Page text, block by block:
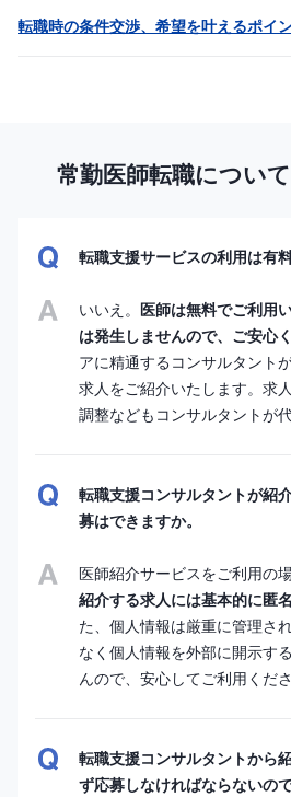
転職時の条件交渉、希望を叶えるポイ
常勤医師転職につい
転職支援サービスの利用は有料
いいえ。 医師は無料でご利用
は発生しませんので、ご安心く
アに精通するコンサルタント
求人をご紹介いたします。求
調整などもコンサルタントが
転職支援コンサルタントが紹
募はできますか。
医師紹介サービスをご利用の場
紹介する求人には基本的に匿
た、個人情報は厳重に管理さ
なく個人情報を外部に開示す
んので、安心してご利用くださ
転職支援コンサルタントから
ず応募しなければならないので